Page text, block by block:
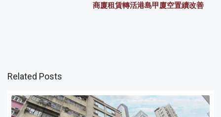
商廈租賃轉活港島甲廈空置續改善
Related Posts